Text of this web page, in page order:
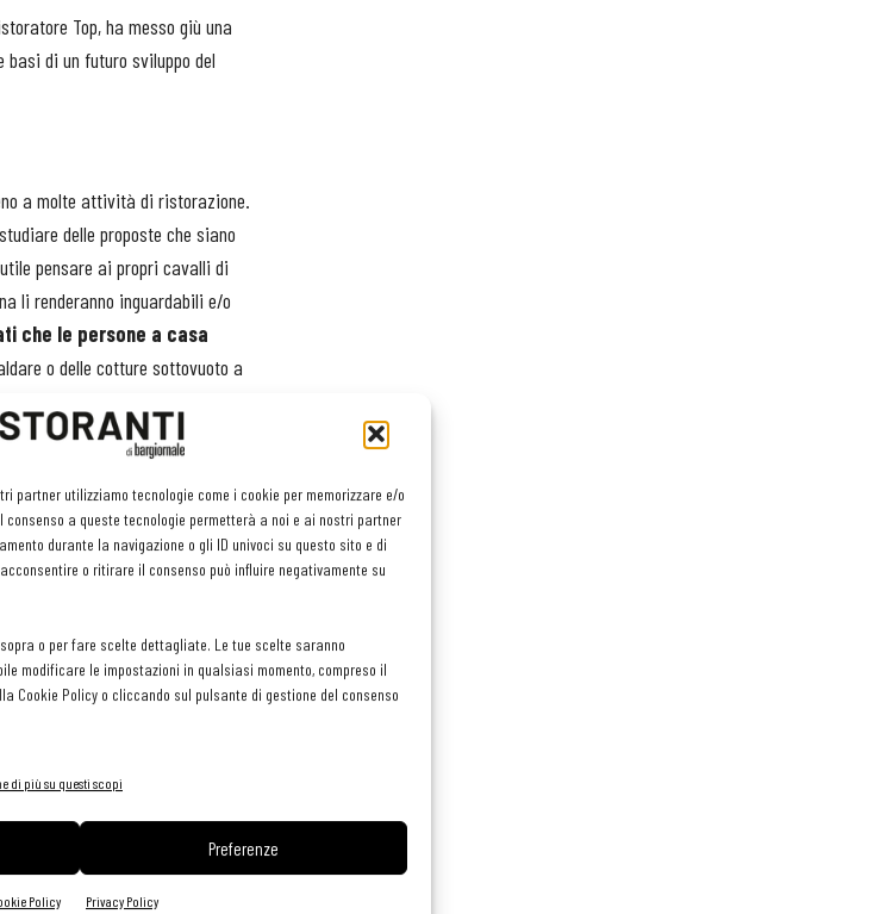
partner utilizziamo tecnologie come i cookie per memorizzare e/o
a queste tecnologie permetterà a noi e ai nostri partner
durante la navigazione o gli ID univoci su questo sito e di
o ritirare il consenso può influire negativamente su
o per fare scelte dettagliate. Le tue scelte saranno
modificare le impostazioni in qualsiasi momento, compreso il
Cookie Policy o cliccando sul pulsante di gestione del consenso
di più su questi scopi
Preferenze
Policy Privacy Policy
Top, ha messo giù una
di un futuro sviluppo del
a molte attività di ristorazione.
delle proposte che siano
pensare ai propri cavalli di
li renderanno inguardabili e/o
che le persone a casa
o delle cotture sottovuoto a
con il condimento a parte da
non riescono a trovare altrove:
comprati in previsione delle
vostre chicche
mailing ai vostri migliori
Fate accordi con un corriere
cliente: «Non occorre più
merchandising on demand
e avere una utilità per i